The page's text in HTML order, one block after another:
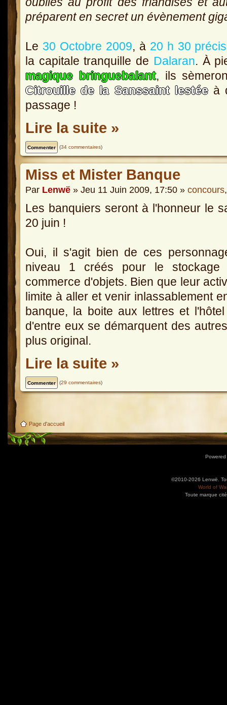
préparent en secret un évènement
Le 30 Octobre 2009, à 20 h 30
la capitale tranquille de Dalaran. À
magique bringuebalant, ils
Citrouille de la Sanssaint lestéeà
passage !
Lire la suite »
(34 commentaires)
Miss et Mister Banque
Par Lenwë » Jeu 11 Juin 2009, 17:50 » concours
Les banquiers seront à l'honneur le
20 juin !
Oui, il s'agit bien de ces
niveau 1 créés pour le
commerce d'objets. Bien que leur
limite à aller et venir inlassablement
banque, la boite aux lettres et
d'entre eux se démarquent des
plus original.
Lire la suite »
(29 commentaires)
Page d'accueil
©2010-2026 Lenwë.
World of
Toute marque